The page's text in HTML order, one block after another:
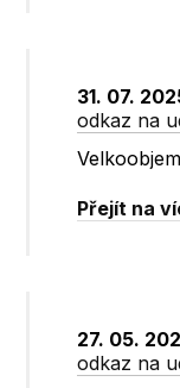
31. 07.
odkaz na
Přejít na
27. 05.
odkaz na